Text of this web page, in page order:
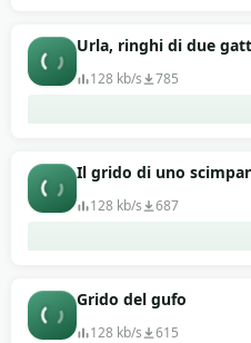
Urla, ringhi di due
128 kb/s 785
Il grido di uno
128 kb/s 687
Grido del gufo
128 kb/s 615